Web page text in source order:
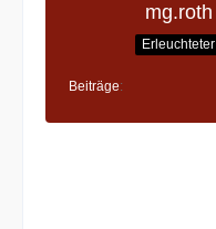
mg.roth
Erleuchteter
Beiträge